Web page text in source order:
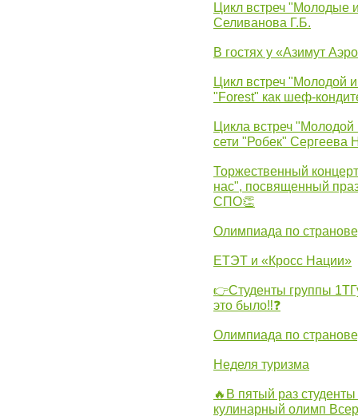
Цикл встреч "Молодые
Селиванова Г.Б.
В гостях у «Азимут
Цикл встреч "Молодой
"Forest" как шеф-
Цикла встреч
сети "Робек" Сергеева
Торжественный
нас", посвященный
СПО👏
Олимпиада по
ЕТЭТ и «Кросс Нации»
👉Студенты группы
это было‼❓
Олимпиада по
Неделя туризма
🔥В пятый раз
кулинарный олимп